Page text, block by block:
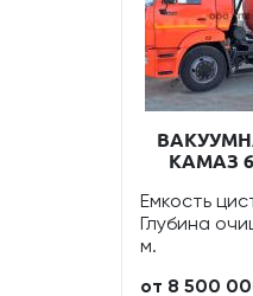
КАМАЗ
Емкость
Глубина
м.
от 8 500